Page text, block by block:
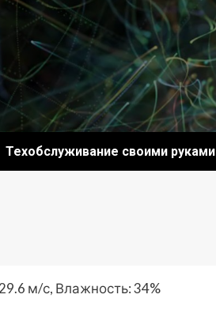
Техобслуживание своими руками
м/с, Влажность: 34%